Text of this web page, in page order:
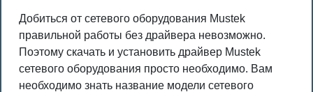
Добиться от сетевого оборудования Mustek
правильной работы без драйвера невозможно.
Поэтому скачать и установить драйвер Mustek
сетевого оборудования просто необходимо. Вам
необходимо знать название модели сетевого